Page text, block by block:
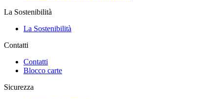
La Sostenibilità
La Sostenibilità
Contatti
Contatti
Blocco carte
Sicurezza